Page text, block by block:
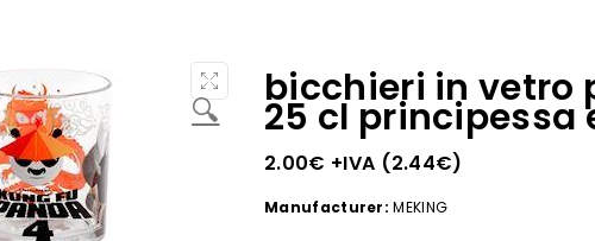
🔍 bicchieri in vetro
25 cl principessa
2.00€ +IVA (2.44€)
Manufacturer: MEKING